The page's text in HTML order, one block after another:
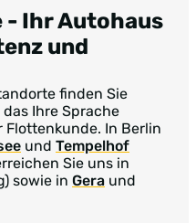
- Ihr Autohaus
und
finden Sie
Ihre Sprache
In Berlin
und Tempelhof
Sie uns in
sowie in Gera und